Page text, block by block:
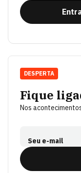
Fique
Nos
Seu e-mail
DESPERTA